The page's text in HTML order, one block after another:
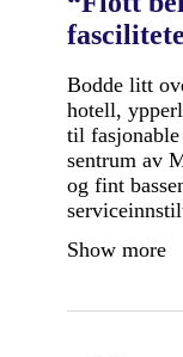
Bodde litt
hotell,
til
sentrum av
og fint
Show more